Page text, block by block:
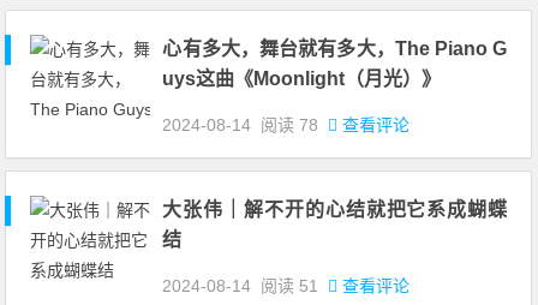
心有多大，舞台就有多大，The Piano G
uys这曲《Moonlight（月光）》
2024-08-14 阅读78 查看评论
大张伟｜解不开的心结就把它系成蝴蝶
结
2024-08-14 阅读 51 查看评论